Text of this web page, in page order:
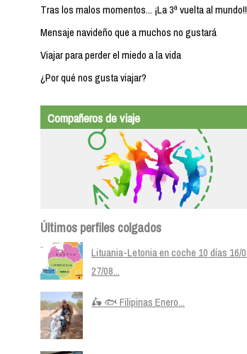
Tras los malos momentos... ¡La 3ª vuelta al
Mensaje navideño que a muchos no gustará
Viajar para perder el miedo a la vida
¿Por qué nos gusta viajar?
Compañeros de viaje
Últimos perfiles colgados
Lituania-Letonia en coche 10 días 16/
27/08...
🛵 🐟 Filipinas Enero...